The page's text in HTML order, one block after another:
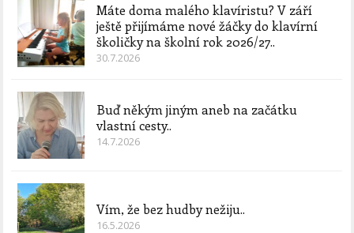
Máte doma malého klavíristu? V září
ještě přijímáme nové žáčky do klavírní
školičky na školní rok 2026/27..
30.7.2026
Buď někým jiným aneb na začátku
vlastní cesty..
14.7.2026
Vím, že bez hudby nežiju..
16.5.2026